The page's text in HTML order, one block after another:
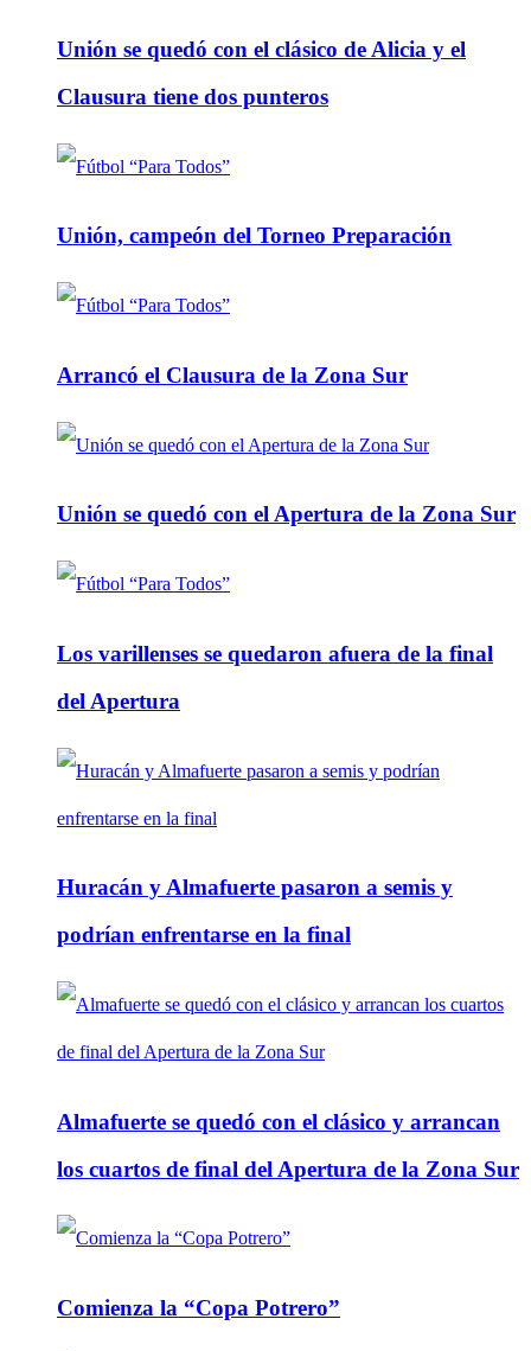
Unión se quedó con el clásico de Alicia y el
Clausura tiene dos punteros
Unión, campeón del Torneo Preparación
Arrancó el Clausura de la Zona Sur
Unión se quedó con el Apertura de la Zona Sur
Los varillenses se quedaron afuera de la final
del Apertura
Huracán y Almafuerte pasaron a semis y
podrían enfrentarse en la final
Almafuerte se quedó con el clásico y arrancan
los cuartos de final del Apertura de la Zona Sur
Comienza la “Copa Potrero”